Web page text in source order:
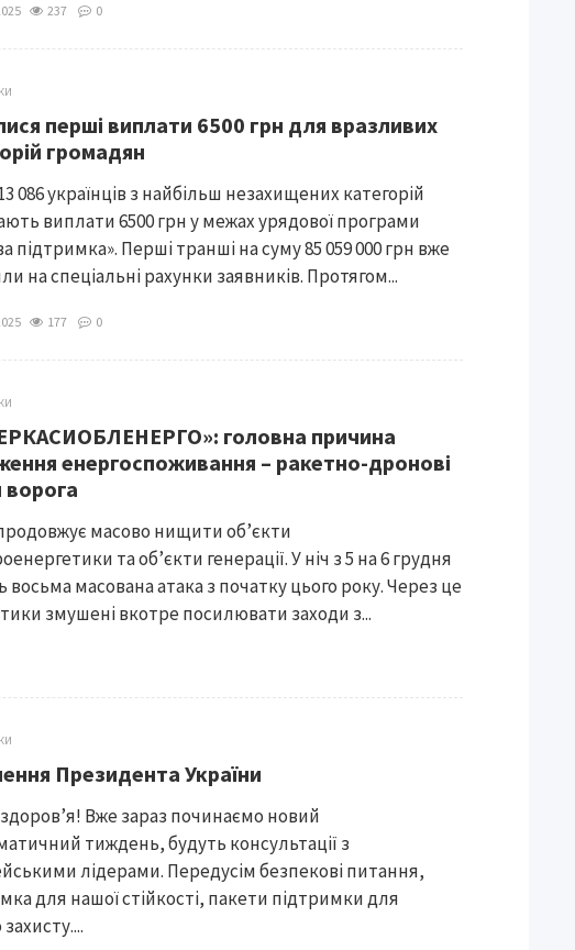
237 0
перші виплати 6500 грн для вразливих
громадян
086 українців з найбільш незахищених категорій
виплати 6500 грн у межах урядової програми
підтримка». Перші транші на суму 85 059 000 грн вже
на спеціальні рахунки заявників. Протягом...
177 0
головна причина
енергоспоживання – ракетно-дронові
ворога
масово нищити об’єкти
та об’єкти генерації. У ніч з 5 на 6 грудня
восьма масована атака з початку цього року. Через це
змушені вкотре посилювати заходи з...
Президента України
Вже зараз починаємо новий
тиждень, будуть консультації з
лідерами. Передусім безпекові питання,
для нашої стійкості, пакети підтримки для